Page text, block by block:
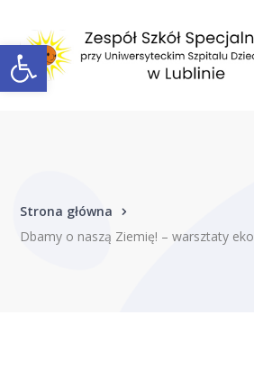
Open toolbar
Strona główna
Dbamy o naszą Ziemię! – warsztaty